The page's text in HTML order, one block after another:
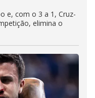
e, com o 3 a 1, Cruz-
elimina o